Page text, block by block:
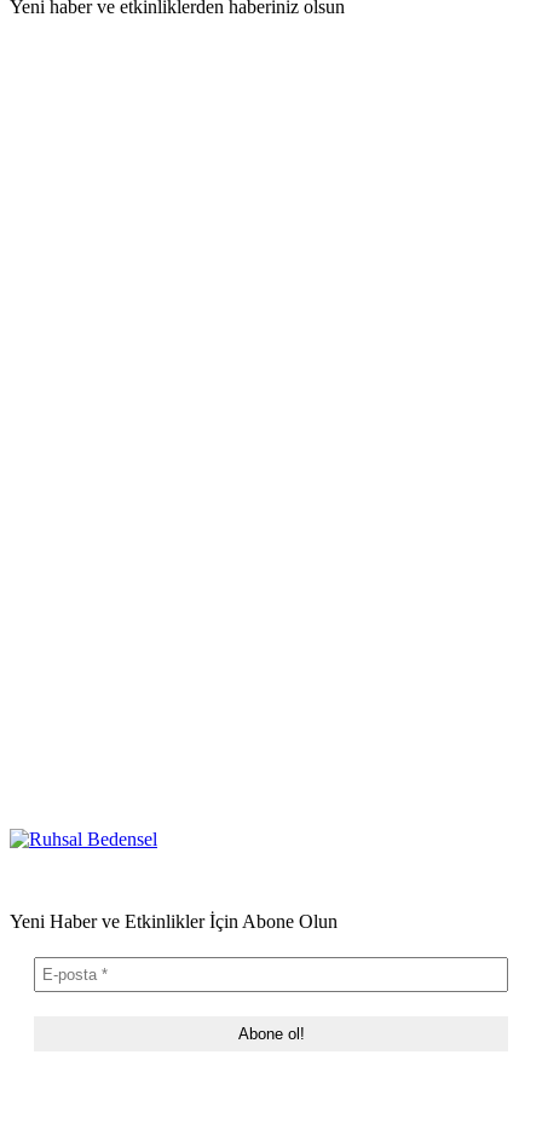
Yeni haber ve etkinliklerden haberiniz olsun
Yeni Haber ve Etkinlikler İçin Abone Olun